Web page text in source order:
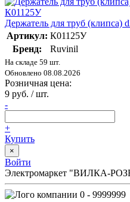
Держатель для труб
Артикул: К01125У
Бренд:
Ruvinil
На складе 59 шт.
Обновлено 08.08.2026
Розничная цена:
9 руб. / шт.
-
+
Купить
×
Войти
Электромаркет "ВИЛКА-
0 - 9999999